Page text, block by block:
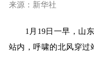
来源：新华社
1月19日一早，山东
站内，呼啸的北风穿过